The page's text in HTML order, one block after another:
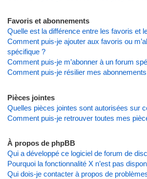
Favoris et abonnements
Quelle est la différence entre les favoris et
Comment puis-je ajouter aux favoris ou
spécifique ?
Comment puis-je m’abonner à un forum
Comment puis-je résilier mes
Pièces jointes
Quelles pièces jointes sont autorisées sur
Comment puis-je retrouver toutes mes
À propos de phpBB
Qui a développé ce logiciel de forum de
Pourquoi la fonctionnalité X n’est pas
Qui dois-je contacter à propos de